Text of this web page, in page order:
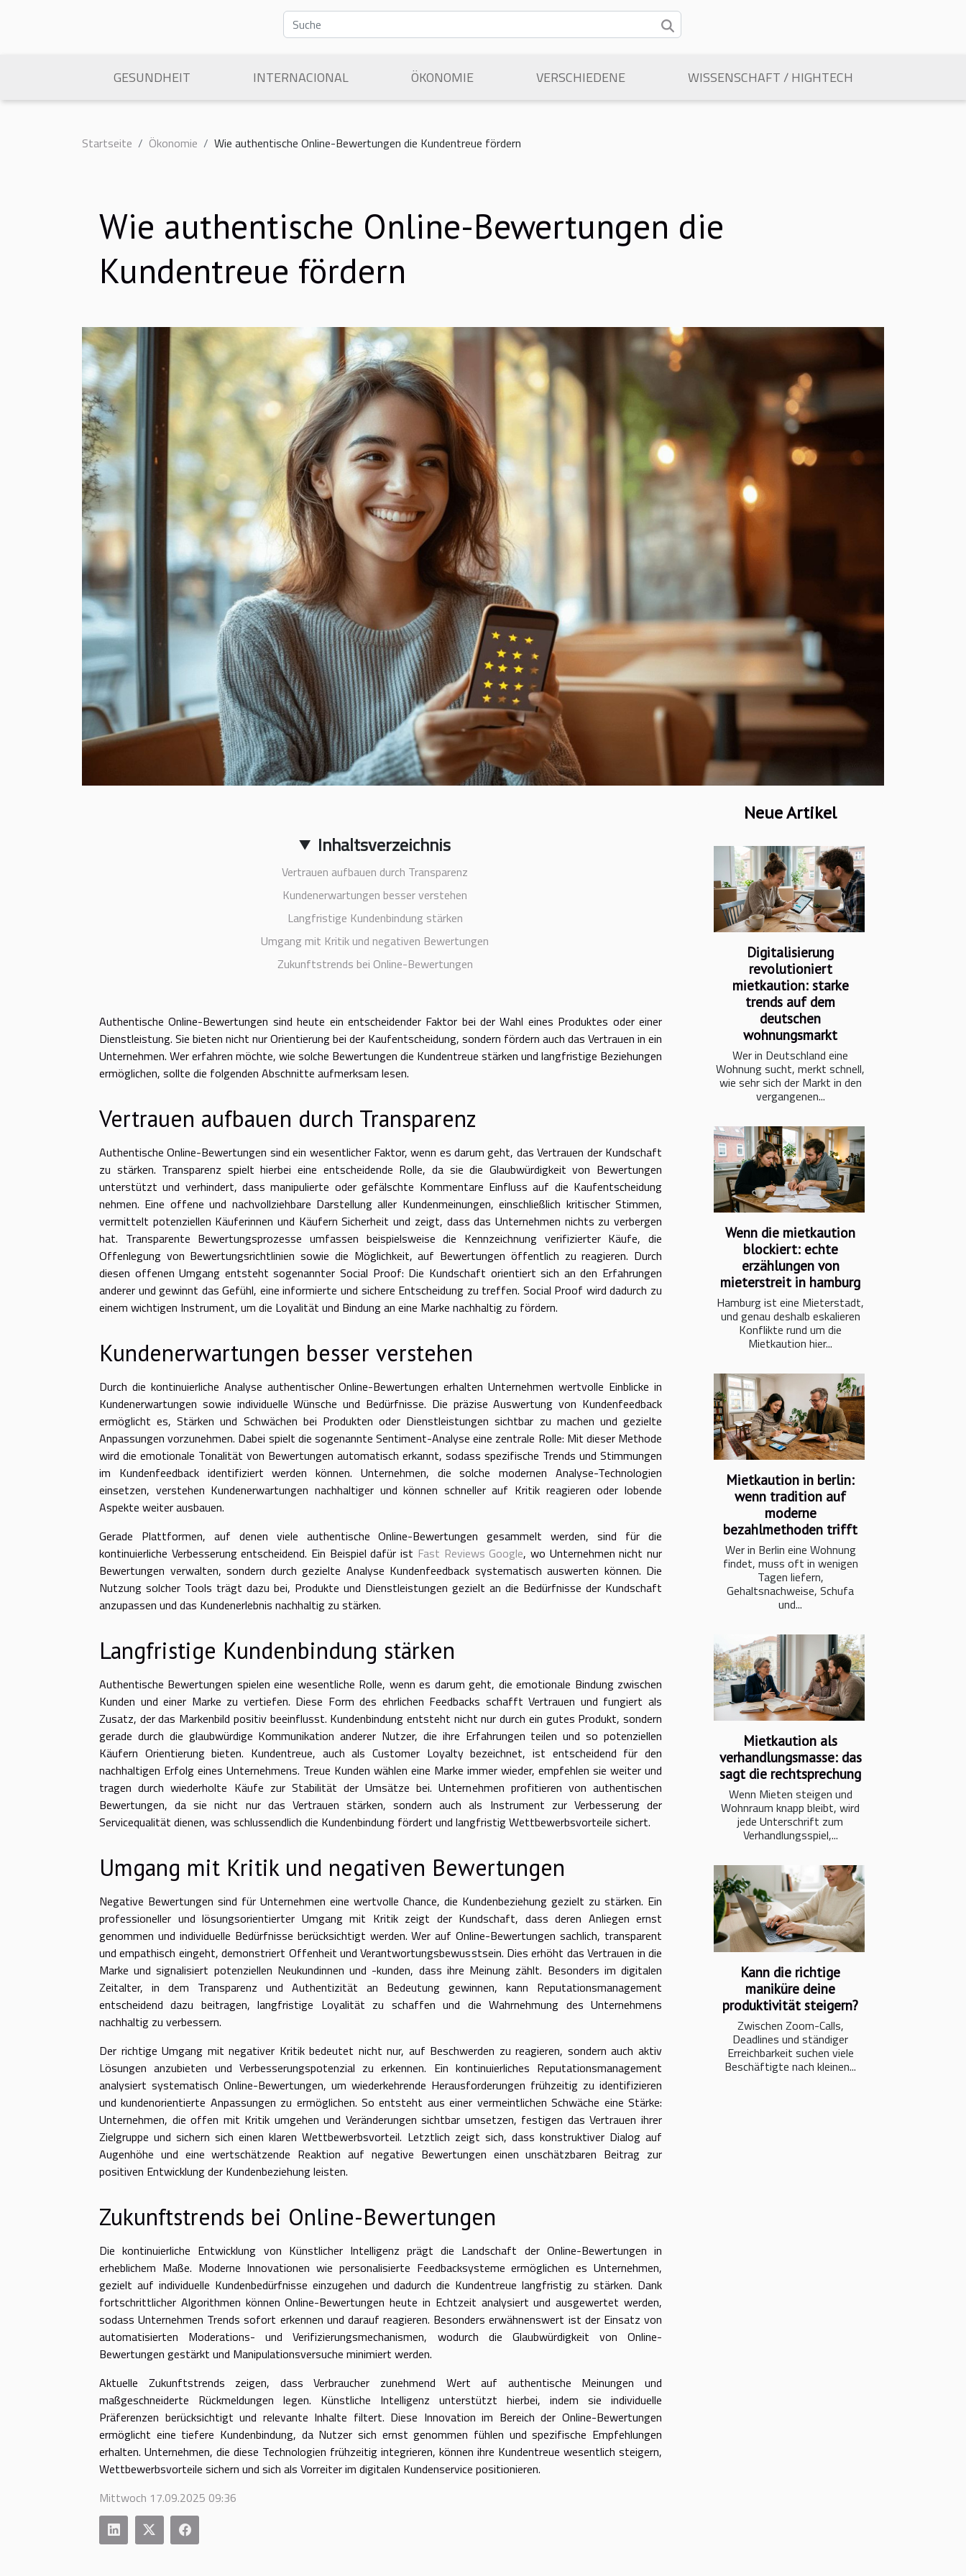
GESUNDHEIT INTERNACIONAL ÖKONOMIE VERSCHIEDENE WISSENSCHAFT / HIGHTECH
Startseite Ökonomie Wie authentische Online-Bewertungen die Kundentreue fördern
Wie authentische Online-Bewertungen die
Kundentreue fördern
Inhaltsverzeichnis
Vertrauen aufbauen durch Transparenz
Kundenerwartungen besser verstehen
Langfristige Kundenbindung stärken
Umgang mit Kritik und negativen Bewertungen
Zukunftstrends bei Online-Bewertungen
Authentische Online-Bewertungen sind heute ein entscheidender Faktor bei der Wahl eines Produktes oder einer
Dienstleistung. Sie bieten nicht nur Orientierung bei der Kaufentscheidung, sondern fördern auch das Vertrauen in ein
Unternehmen. Wer erfahren möchte, wie solche Bewertungen die Kundentreue stärken und langfristige Beziehungen
ermöglichen, sollte die folgenden Abschnitte aufmerksam lesen.
Vertrauen aufbauen durch Transparenz
Authentische Online-Bewertungen sind ein wesentlicher Faktor, wenn es darum geht, das Vertrauen der Kundschaft
zu stärken. Transparenz spielt hierbei eine entscheidende Rolle, da sie die Glaubwürdigkeit von Bewertungen
unterstützt und verhindert, dass manipulierte oder gefälschte Kommentare Einfluss auf die Kaufentscheidung
nehmen. Eine offene und nachvollziehbare Darstellung aller Kundenmeinungen, einschließlich kritischer Stimmen,
vermittelt potenziellen Käuferinnen und Käufern Sicherheit und zeigt, dass das Unternehmen nichts zu verbergen
hat. Transparente Bewertungsprozesse umfassen beispielsweise die Kennzeichnung verifizierter Käufe, die
Offenlegung von Bewertungsrichtlinien sowie die Möglichkeit, auf Bewertungen öffentlich zu reagieren. Durch
diesen offenen Umgang entsteht sogenannter Social Proof: Die Kundschaft orientiert sich an den Erfahrungen
anderer und gewinnt das Gefühl, eine informierte und sichere Entscheidung zu treffen. Social Proof wird dadurch zu
einem wichtigen Instrument, um die Loyalität und Bindung an eine Marke nachhaltig zu fördern.
Kundenerwartungen besser verstehen
Durch die kontinuierliche Analyse authentischer Online-Bewertungen erhalten Unternehmen wertvolle Einblicke in
Kundenerwartungen sowie individuelle Wünsche und Bedürfnisse. Die präzise Auswertung von Kundenfeedback
ermöglicht es, Stärken und Schwächen bei Produkten oder Dienstleistungen sichtbar zu machen und gezielte
Anpassungen vorzunehmen. Dabei spielt die sogenannte Sentiment-Analyse eine zentrale Rolle: Mit dieser Methode
wird die emotionale Tonalität von Bewertungen automatisch erkannt, sodass spezifische Trends und Stimmungen
im Kundenfeedback identifiziert werden können. Unternehmen, die solche modernen Analyse-Technologien
einsetzen, verstehen Kundenerwartungen nachhaltiger und können schneller auf Kritik reagieren oder lobende
Aspekte weiter ausbauen.
Gerade Plattformen, auf denen viele authentische Online-Bewertungen gesammelt werden, sind für die
kontinuierliche Verbesserung entscheidend. Ein Beispiel dafür ist Fast Reviews Google, wo Unternehmen nicht nur
Bewertungen verwalten, sondern durch gezielte Analyse Kundenfeedback systematisch auswerten können. Die
Nutzung solcher Tools trägt dazu bei, Produkte und Dienstleistungen gezielt an die Bedürfnisse der Kundschaft
anzupassen und das Kundenerlebnis nachhaltig zu stärken.
Langfristige Kundenbindung stärken
Authentische Bewertungen spielen eine wesentliche Rolle, wenn es darum geht, die emotionale Bindung zwischen
Kunden und einer Marke zu vertiefen. Diese Form des ehrlichen Feedbacks schafft Vertrauen und fungiert als
Zusatz, der das Markenbild positiv beeinflusst. Kundenbindung entsteht nicht nur durch ein gutes Produkt, sondern
gerade durch die glaubwürdige Kommunikation anderer Nutzer, die ihre Erfahrungen teilen und so potenziellen
Käufern Orientierung bieten. Kundentreue, auch als Customer Loyalty bezeichnet, ist entscheidend für den
nachhaltigen Erfolg eines Unternehmens. Treue Kunden wählen eine Marke immer wieder, empfehlen sie weiter und
tragen durch wiederholte Käufe zur Stabilität der Umsätze bei. Unternehmen profitieren von authentischen
Bewertungen, da sie nicht nur das Vertrauen stärken, sondern auch als Instrument zur Verbesserung der
Servicequalität dienen, was schlussendlich die Kundenbindung fördert und langfristig Wettbewerbsvorteile sichert.
Umgang mit Kritik und negativen Bewertungen
Negative Bewertungen sind für Unternehmen eine wertvolle Chance, die Kundenbeziehung gezielt zu stärken. Ein
professioneller und lösungsorientierter Umgang mit Kritik zeigt der Kundschaft, dass deren Anliegen ernst
genommen und individuelle Bedürfnisse berücksichtigt werden. Wer auf Online-Bewertungen sachlich, transparent
und empathisch eingeht, demonstriert Offenheit und Verantwortungsbewusstsein. Dies erhöht das Vertrauen in die
Marke und signalisiert potenziellen Neukundinnen und -kunden, dass ihre Meinung zählt. Besonders im digitalen
Zeitalter, in dem Transparenz und Authentizität an Bedeutung gewinnen, kann Reputationsmanagement
entscheidend dazu beitragen, langfristige Loyalität zu schaffen und die Wahrnehmung des Unternehmens
nachhaltig zu verbessern.
Der richtige Umgang mit negativer Kritik bedeutet nicht nur, auf Beschwerden zu reagieren, sondern auch aktiv
Lösungen anzubieten und Verbesserungspotenzial zu erkennen. Ein kontinuierliches Reputationsmanagement
analysiert systematisch Online-Bewertungen, um wiederkehrende Herausforderungen frühzeitig zu identifizieren
und kundenorientierte Anpassungen zu ermöglichen. So entsteht aus einer vermeintlichen Schwäche eine Stärke:
Unternehmen, die offen mit Kritik umgehen und Veränderungen sichtbar umsetzen, festigen das Vertrauen ihrer
Zielgruppe und sichern sich einen klaren Wettbewerbsvorteil. Letztlich zeigt sich, dass konstruktiver Dialog auf
Augenhöhe und eine wertschätzende Reaktion auf negative Bewertungen einen unschätzbaren Beitrag zur
positiven Entwicklung der Kundenbeziehung leisten.
Zukunftstrends bei Online-Bewertungen
Die kontinuierliche Entwicklung von Künstlicher Intelligenz prägt die Landschaft der Online-Bewertungen in
erheblichem Maße. Moderne Innovationen wie personalisierte Feedbacksysteme ermöglichen es Unternehmen,
gezielt auf individuelle Kundenbedürfnisse einzugehen und dadurch die Kundentreue langfristig zu stärken. Dank
fortschrittlicher Algorithmen können Online-Bewertungen heute in Echtzeit analysiert und ausgewertet werden,
sodass Unternehmen Trends sofort erkennen und darauf reagieren. Besonders erwähnenswert ist der Einsatz von
automatisierten Moderations- und Verifizierungsmechanismen, wodurch die Glaubwürdigkeit von Online-
Bewertungen gestärkt und Manipulationsversuche minimiert werden.
Aktuelle Zukunftstrends zeigen, dass Verbraucher zunehmend Wert auf authentische Meinungen und
maßgeschneiderte Rückmeldungen legen. Künstliche Intelligenz unterstützt hierbei, indem sie individuelle
Präferenzen berücksichtigt und relevante Inhalte filtert. Diese Innovation im Bereich der Online-Bewertungen
ermöglicht eine tiefere Kundenbindung, da Nutzer sich ernst genommen fühlen und spezifische Empfehlungen
erhalten. Unternehmen, die diese Technologien frühzeitig integrieren, können ihre Kundentreue wesentlich steigern,
Wettbewerbsvorteile sichern und sich als Vorreiter im digitalen Kundenservice positionieren.
Mittwoch 17.09.2025 09:36
Neue Artikel
Digitalisierung
revolutioniert
mietkaution: starke
trends auf dem
deutschen
wohnungsmarkt
Wer in Deutschland eine
Wohnung sucht, merkt schnell,
wie sehr sich der Markt in den
vergangenen...
Wenn die mietkaution
blockiert: echte
erzählungen von
mieterstreit in hamburg
Hamburg ist eine Mieterstadt,
und genau deshalb eskalieren
Konflikte rund um die
Mietkaution hier...
Mietkaution in berlin:
wenn tradition auf
moderne
bezahlmethoden trifft
Wer in Berlin eine Wohnung
findet, muss oft in wenigen
Tagen liefern,
Gehaltsnachweise, Schufa
und...
Mietkaution als
verhandlungsmasse: das
sagt die rechtsprechung
Wenn Mieten steigen und
Wohnraum knapp bleibt, wird
jede Unterschrift zum
Verhandlungsspiel,...
Kann die richtige
maniküre deine
produktivität steigern?
Zwischen Zoom-Calls,
Deadlines und ständiger
Erreichbarkeit suchen viele
Beschäftigte nach kleinen...